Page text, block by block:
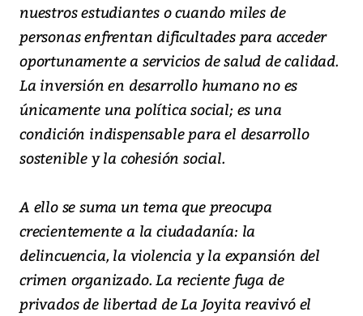
nuestros estudiantes o cuando miles de
personas enfrentan dificultades para acceder
oportunamente a servicios de salud de calidad.
La inversión en desarrollo humano no es
únicamente una política social; es una
condición indispensable para el desarrollo
sostenible y la cohesión social.
A ello se suma un tema que preocupa
crecientemente a la ciudadanía: la
delincuencia, la violencia y la expansión del
crimen organizado. La reciente fuga de
privados de libertad de La Joyita reavivó el